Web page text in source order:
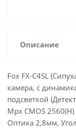
Описание
Fox FX-C4SL
камера, с
подсветкой
Mpx CMOS
Оптика 2,8мм,